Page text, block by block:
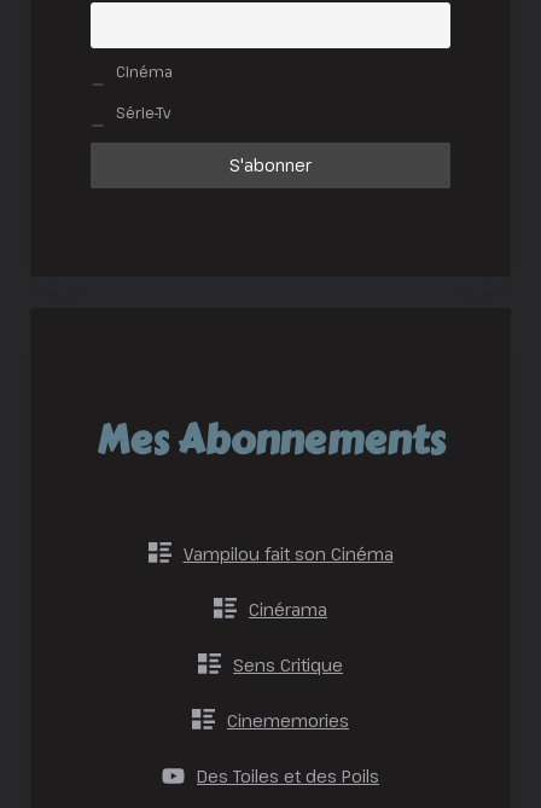
Cinéma
Série-Tv
Mes Abonnements
Vampilou fait son Cinéma
Cinérama
Sens Critique
Cinememories
Des Toiles et des Poils